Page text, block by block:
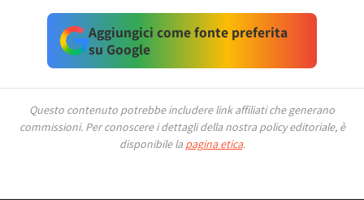
Aggiungici come fonte preferita
su Google
Questo contenuto potrebbe includere link affiliati che generano
commissioni. Per conoscere i dettagli della nostra policy editoriale, è
disponibile la pagina etica.